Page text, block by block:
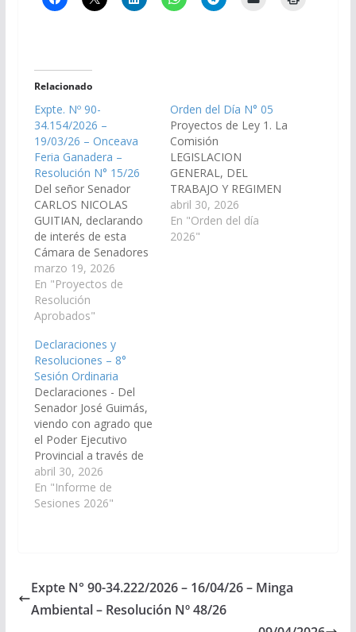
Relacionado
Expte. Nº 90-
34.154/2026 –
19/03/26 – Onceava
Feria Ganadera –
Resolución N° 15/26
Del señor Senador
CARLOS NICOLAS
GUITIAN, declarando
de interés de esta
Cámara de Senadores
la Onceava Feria
Ganadera, a realizarse
los días 19, 20 y 21 de
marzo de 2026, en la
Rosa de los Pastos
Grandes, Ruta
Provincial N° 129, del
departamento Los
Andes, organizado
por…
marzo 19, 2026
En "Proyectos de
Resolución
Aprobados"
Orden del Día N° 05
Proyectos de Ley 1. La
Comisión
LEGISLACION
GENERAL, DEL
TRABAJO Y REGIMEN
PREVISIONAL, ha
considerado ha
considerado la Carta
abril 30, 2026
En "Orden del día
2026"
Declaraciones y
Resoluciones – 8°
Sesión Ordinaria
Declaraciones - Del
Senador José Guimás,
viendo con agrado que
el Poder Ejecutivo
Provincial a través de
los organismos
competentes, arbitren
las recursos y obras
lo que garantizará la
provisión de agua
potable a más de diez
abril 30, 2026
En "Informe de
Sesiones 2026"
Expte N° 90-34.222/2026 – 16/04/26 – Minga
Ambiental – Resolución Nº 48/26